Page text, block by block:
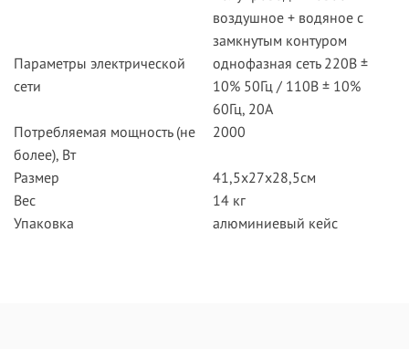
воздушное + водяное с
замкнутым контуром
Параметры электрической
сети
однофазная сеть 220В ±
10% 50Гц / 110В ± 10%
60Гц, 20A
Потребляемая мощность (не
более), Вт
2000
Размер
41,5x27x28,5см
Вес
14 кг
Упаковка
алюминиевый кейс